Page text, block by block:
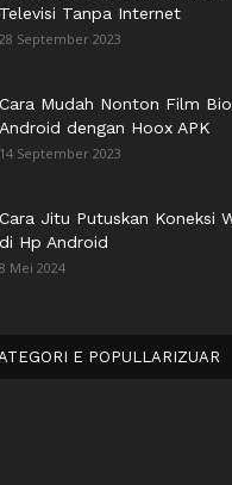
Televisi Tanpa Internet
28 September 2023
Cara Mudah Nonton Film
Android dengan Hoox APK
14 September 2023
Cara Jitu Putuskan Koneksi
di Hp Android
8 Mei 2024
E POPULLARIZUAR